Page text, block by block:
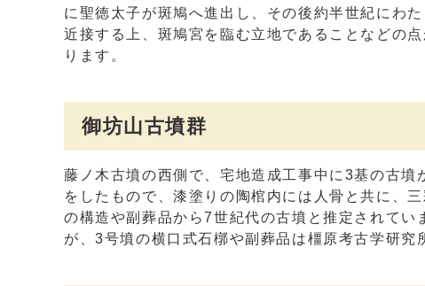
に聖徳太子が斑鳩へ進出し、その後約半世紀にわ
近接する上、斑鳩宮を臨む立地であることなどの
ります。
御坊山古墳群
藤ノ木古墳の西側で、宅地造成工事中に3基の古
をしたもので、漆塗りの陶棺内には人骨と共に、
の構造や副葬品から7世紀代の古墳と推定されて
が、3号墳の横口式石槨や副葬品は橿原考古学研究